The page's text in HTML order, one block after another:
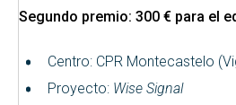
Segundo premio: 300 € para el
Centro: CPR Montecastelo
Proyecto: Wise Signal